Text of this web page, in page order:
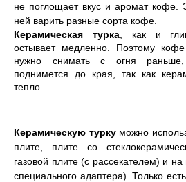
не поглощает вкус и аромат кофе.
ней варить разные сорта кофе.
Керамическая турка, как и
остывает медленно. Поэтому
нужно снимать с огня
поднимется до края, так как
тепло.
Керамическую турку можно
плите, плите со
газовой плите (с рассекателем) и
специального адаптера). Только